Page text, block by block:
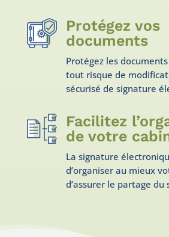
Protégez vos
documents
Protégez les
tout risque de
sécurisé de signature
Facilitez
de votre
La signature
d’organiser au mieux
d’assurer le partage